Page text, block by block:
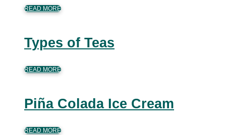
READ MORE
Types of Teas
READ MORE
Piña Colada Ice Cream
READ MORE